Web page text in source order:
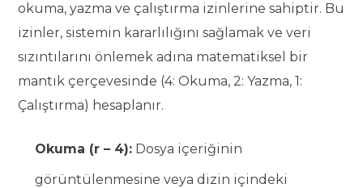
okuma, yazma ve çalıştırma izinlerine sahiptir. Bu
izinler, sistemin kararlılığını sağlamak ve veri
sızıntılarını önlemek adına matematiksel bir
mantık çerçevesinde (4: Okuma, 2: Yazma, 1:
Çalıştırma) hesaplanır.
Okuma (r – 4): Dosya içeriğinin
görüntülenmesine veya dizin içindeki